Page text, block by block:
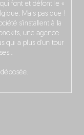
font et défont le «
Mais pas que !
s’installent à la
une agence
qui a plus d’un tour